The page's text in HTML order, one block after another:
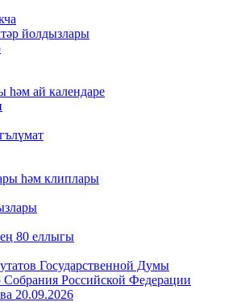
йолдызлары
һәм ай календаре
һәм клиплары
80 еллыгы
Государственной Думы
Собрания Российской Федерации
20.09.2026